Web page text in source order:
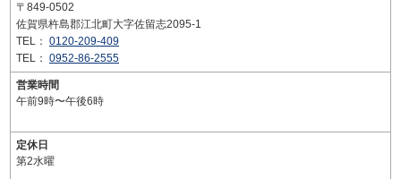
〒849-0502
佐賀県杵島郡江北町大字佐留志2095-1
TEL： 0120-209-409
TEL： 0952-86-2555
営業時間
午前9時〜午後6時
定休日
第2水曜